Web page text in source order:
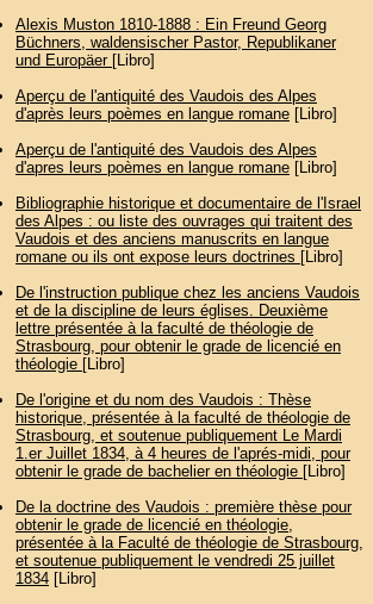
Alexis Muston 1810-1888 : Ein Freund Georg
Büchners, waldensischer Pastor, Republikaner
und Europäer [Libro]
Aperçu de l'antiquité des Vaudois des Alpes
d'après leurs poèmes en langue romane[Libro]
Aperçu de l'antiquité des Vaudois des Alpes
d'apres leurs poèmes en langue romane[Libro]
Bibliographie historique et documentaire de l'Israel
des Alpes : ou liste des ouvrages qui traitent des
Vaudois et des anciens manuscrits en langue
romane ou ils ont expose leurs doctrines [Libro]
De l'instruction publique chez les anciens Vaudois
et de la discipline de leurs églises. Deuxième
lettre présentée à la faculté de théologie de
Strasbourg, pour obtenir le grade de licencié en
théologie [Libro]
De l'origine et du nom des Vaudois : Thèse
historique, présentée à la faculté de théologie de
Strasbourg, et soutenue publiquement Le Mardi
1.er Juillet 1834, à 4 heures de l'aprés-midi, pour
obtenir le grade de bachelier en théologie [Libro]
De la doctrine des Vaudois : première thèse pour
obtenir le grade de licencié en théologie,
présentée à la Faculté de théologie de Strasbourg,
et soutenue publiquement le vendredi 25 juillet
1834[Libro]